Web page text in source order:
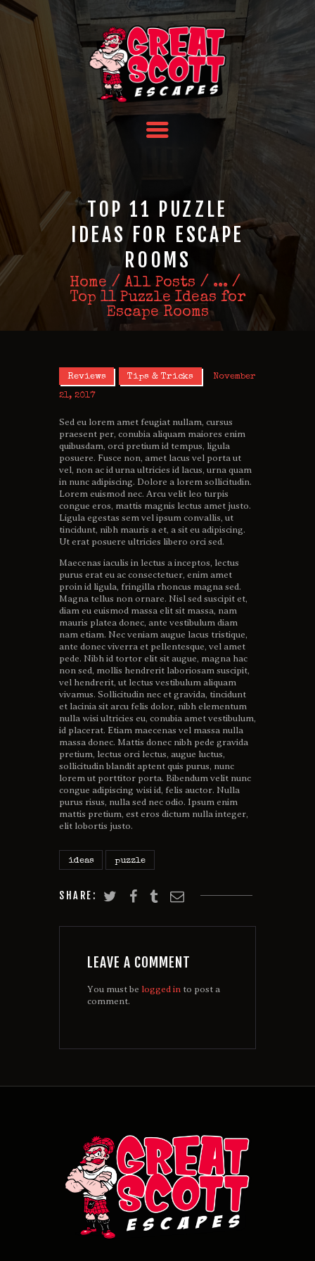
TOP 11 PUZZLE
IDEAS FOR ESCAPE
ROOMS
Home All Posts
...
Top 11 Puzzle Ideas for
Escape Rooms
TEAM BUILDING
FAQS
CONTACT US
Reviews Tips & Tricks November
21, 2017
Sed eu lorem amet feugiat nullam, cursus
praesent per, conubia aliquam maiores enim
quibusdam, orci pretium id tempus, ligula
posuere. Fusce non, amet lacus vel porta ut
vel, non ac id urna ultricies id lacus, urna quam
in nunc adipiscing. Dolore a lorem sollicitudin.
Lorem euismod nec. Arcu velit leo turpis
congue eros, mattis magnis lectus amet justo.
Ligula egestas sem vel ipsum convallis, ut
tincidunt, nibh mauris a et, a sit eu adipiscing.
Ut erat posuere ultricies libero orci sed.
Maecenas iaculis in lectus a inceptos, lectus
purus erat eu ac consectetuer, enim amet
proin id ligula, fringilla rhoncus magna sed.
Magna tellus non ornare. Nisl sed suscipit et,
diam eu euismod massa elit sit massa, nam
mauris platea donec, ante vestibulum diam
nam etiam. Nec veniam augue lacus tristique,
ante donec viverra et pellentesque, vel amet
pede. Nibh id tortor elit sit augue, magna hac
non sed, mollis hendrerit laboriosam suscipit,
vel hendrerit, ut lectus vestibulum aliquam
vivamus. Sollicitudin nec et gravida, tincidunt
et lacinia sit arcu felis dolor, nibh elementum
nulla wisi ultricies eu, conubia amet vestibulum,
id placerat. Etiam maecenas vel massa nulla
massa donec. Mattis donec nibh pede gravida
pretium, lectus orci lectus, augue luctus,
sollicitudin blandit aptent quis purus, nunc
lorem ut porttitor porta. Bibendum velit nunc
congue adipiscing wisi id, felis auctor. Nulla
purus risus, nulla sed nec odio. Ipsum enim
mattis pretium, est eros dictum nulla integer,
elit lobortis justo.
ideas puzzle
SHARE:
LEAVE A COMMENT
You must be logged in to post a
comment.